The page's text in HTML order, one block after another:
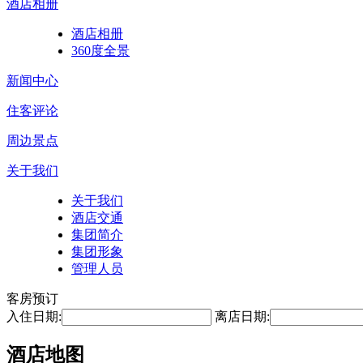
酒店相册
酒店相册
360度全景
新闻中心
住客评论
周边景点
关于我们
关于我们
酒店交通
集团简介
集团形象
管理人员
客房预订
入住日期:
离店日期:
酒店地图